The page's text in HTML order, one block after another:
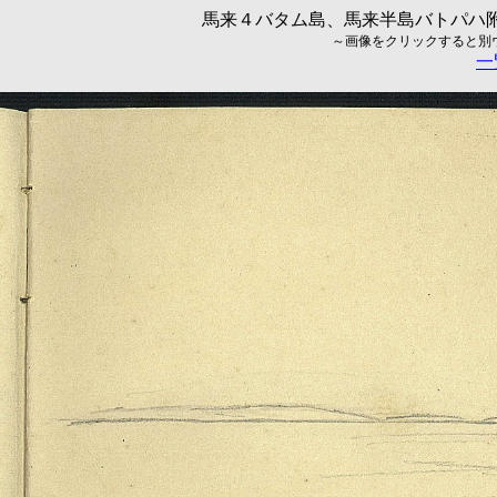
馬来４バタム島、馬来半島バトパハ
～画像をクリックすると
一